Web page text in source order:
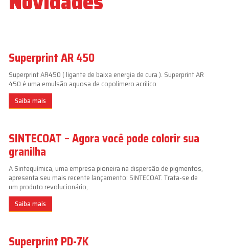
Superprint AR 450
Superprint AR450 ( ligante de baixa energia de cura ). Superprint AR
450 é uma emulsão aquosa de copolímero acrílico
Saiba mais
SINTECOAT – Agora você pode colorir sua
granilha
A Sintequímica, uma empresa pioneira na dispersão de pigmentos,
apresenta seu mais recente lançamento: SINTECOAT. Trata-se de
um produto revolucionário,
Saiba mais
Superprint PD-7K